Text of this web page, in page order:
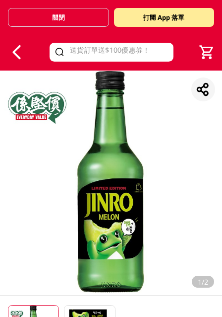
Valid Until 30 June 2026
關閉 打開 App 落單
1/2